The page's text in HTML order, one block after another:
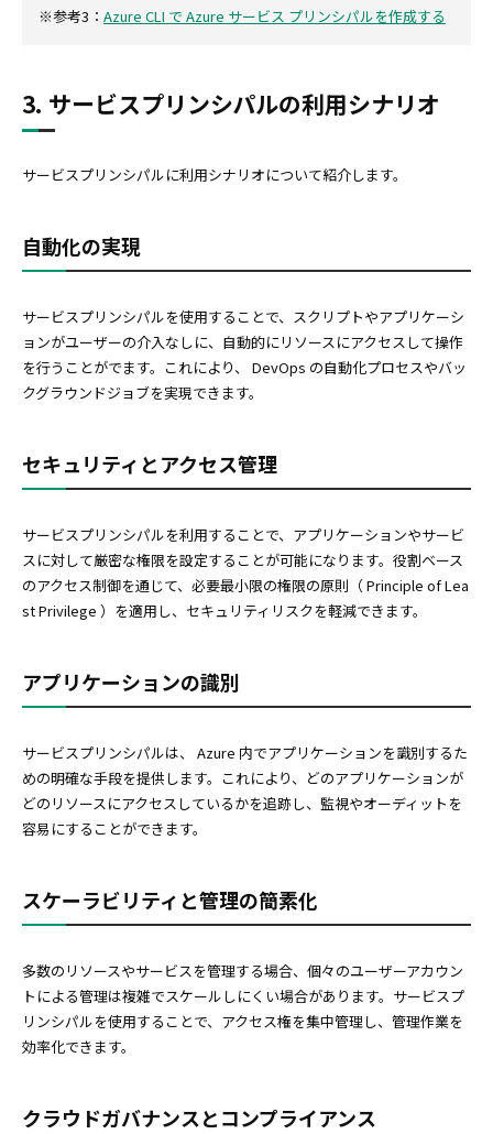
※参考3： Azure CLI で Azure サービス プリンシパルを作成する
3. サービスプリンシパルの利用シナリオ
サービスプリンシパルに利用シナリオについて紹介します。
自動化の実現
サービスプリンシパルを使用することで、スクリプトやアプリケーシ
ョンがユーザーの介入なしに、自動的にリソースにアクセスして操作
を行うことがでます。これにより、 DevOps の自動化プロセスやバッ
クグラウンドジョブを実現できます。
セキュリティとアクセス管理
サービスプリンシパルを利用することで、アプリケーションやサービ
スに対して厳密な権限を設定することが可能になります。役割ベース
のアクセス制御を通じて、必要最小限の権限の原則（ Principle of Lea
st Privilege ）を適用し、セキュリティリスクを軽減できます。
アプリケーションの識別
サービスプリンシパルは、 Azure 内でアプリケーションを識別するた
めの明確な手段を提供します。これにより、どのアプリケーションが
どのリソースにアクセスしているかを追跡し、監視やオーディットを
容易にすることができます。
スケーラビリティと管理の簡素化
多数のリソースやサービスを管理する場合、個々のユーザーアカウン
トによる管理は複雑でスケールしにくい場合があります。サービスプ
リンシパルを使用することで、アクセス権を集中管理し、管理作業を
効率化できます。
クラウドガバナンスとコンプライアンス